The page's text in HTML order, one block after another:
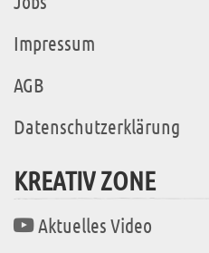
Impressum
AGB
Datenschutzerklärung
KREATIV ZONE
Aktuelles Video